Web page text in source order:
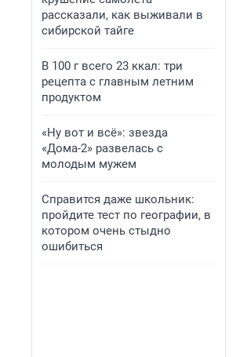
рассказали, как выживали в
сибирской тайге
В 100 г всего 23 ккал: три
рецепта с главным летним
продуктом
«Ну вот и всё»: звезда
«Дома-2» развелась с
молодым мужем
Справится даже школьник:
пройдите тест по географии, в
котором очень стыдно
ошибиться